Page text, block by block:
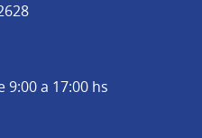
9:00 a 17:00 hs